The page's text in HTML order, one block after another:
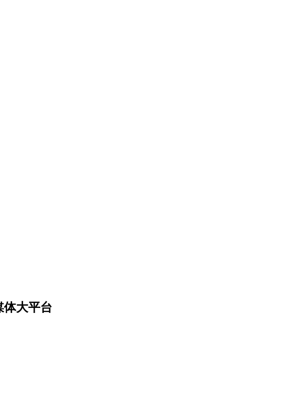
体大平台